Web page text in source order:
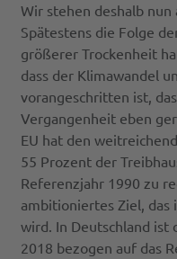
Wir stehen deshalb
Spätestens die Folge
größerer Trockenheit
dass der Klimawandel
vorangeschritten ist,
Vergangenheit eben
EU hat den
55 Prozent der
Referenzjahr 1990 zu
ambitioniertes Ziel, das
wird. In Deutschland ist
2018 bezogen auf das